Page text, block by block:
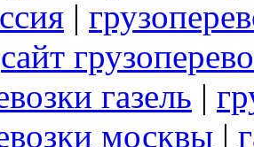
|
сайт
газель |
москвы |